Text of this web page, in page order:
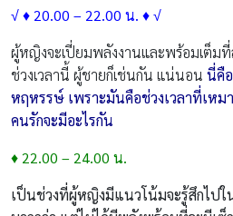
√ ♦ 20.00 – 22.00 น. ♦ √
ผู้หญิงจะเปี่ยมพลังงานและพร้อมเต็ม
ช่วงเวลานี้ ผู้ชายก็เช่นกัน แน่นอน นี่คื
หฤหรรษ์ เพราะมันคือช่วงเวลาที่เห
คนรักจะมีอะไรกัน
♦ 22.00 – 24.00 น.
เป็นช่วงที่ผู้หญิงมีแนวโน้มจะรู้สึกไปใ